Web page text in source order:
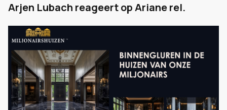
Arjen Lubach reageert op Ariane rel.